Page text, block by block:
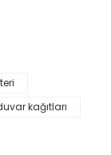
kağıtları